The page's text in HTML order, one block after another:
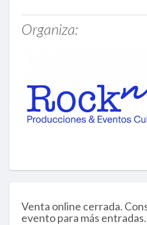
Organiza:
Venta online cerrada.
evento para más entradas.